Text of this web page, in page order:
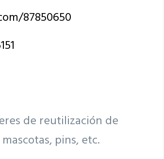
87850650
de reutilización de
pins, etc.